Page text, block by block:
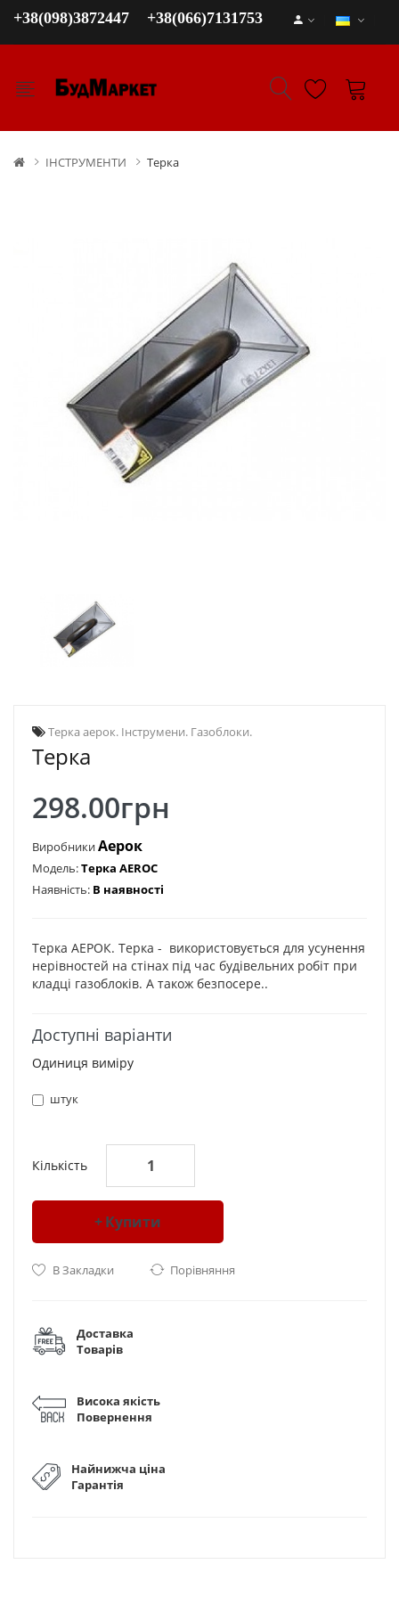
+38(098)3872447 +38(066)7131753
ІНСТРУМЕНТИ Терка
Терка аерок. Інструмени. Газоблоки.
Терка
298.00грн
ВиробникиАерок
Модель:Терка AEROC
Наявність: В наявності
Терка АЕРОК. Терка - використовується для усунення
нерівностей на стінах під час будівельних робіт при
кладці газоблоків. А також безпосере..
Доступні варіанти
Одиниця виміру
штук
Кількість
Купити
В Закладки Порівняння
Доставка
Товарів
Висока якість
Повернення
Найнижча ціна
Гарантія